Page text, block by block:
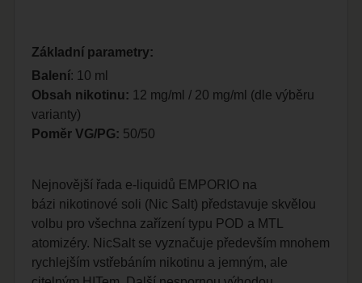
Základní parametry:
Balení: 10 ml
Obsah nikotinu: 12 mg/ml / 20 mg/ml (dle výběru
varianty)
Poměr VG/PG: 50/50
Nejnovější řada e-liquidů EMPORIO na
bázi nikotinové soli (Nic Salt) představuje skvělou
volbu pro všechna zařízení typu POD a MTL
atomizéry. NicSalt se vyznačuje především mnohem
rychlejším vstřebáním nikotinu a jemným, ale